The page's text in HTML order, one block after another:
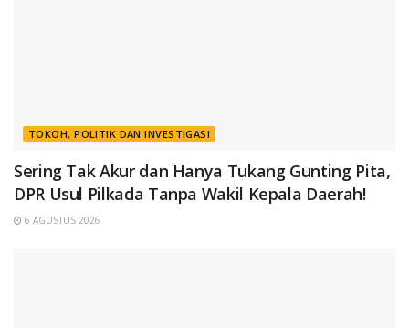
TOKOH, POLITIK DAN INVESTIGASI
Sering Tak Akur dan Hanya Tukang Gunting Pita,
DPR Usul Pilkada Tanpa Wakil Kepala Daerah!
6 AGUSTUS 2026